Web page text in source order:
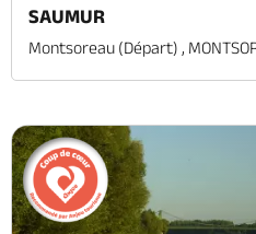
SAUMUR
Montsoreau (départ) ,